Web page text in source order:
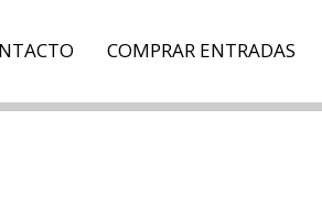
COMPRAR ENTRADAS